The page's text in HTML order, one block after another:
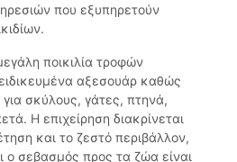
που εξυπηρετούν
ποικιλία τροφών
αξεσουάρ καθώς
σκύλους, γάτες, πτηνά,
Η επιχείρηση διακρίνεται
και το ζεστό περιβάλλον,
ο σεβασμός προς τα ζώα είναι